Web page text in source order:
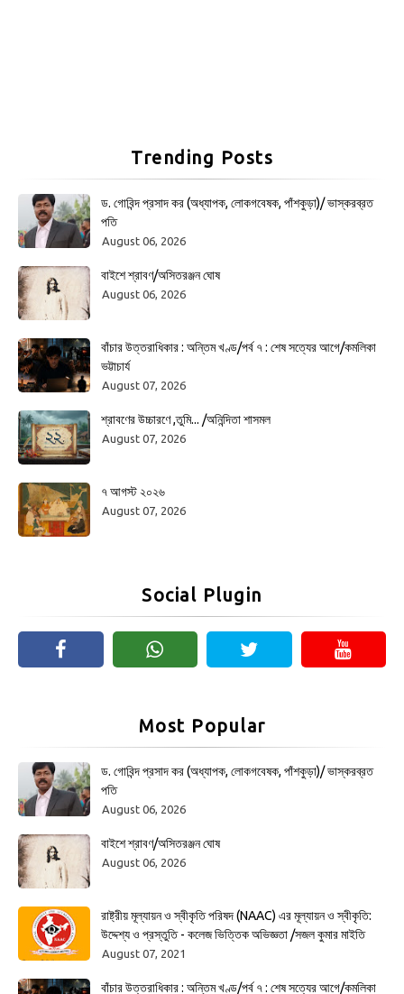
Trending Posts
ড. গোবিন্দ প্রসাদ কর (অধ্যাপক, লোকগবেষক, পাঁশকুড়া)/ ভাস্করব্রত
পতি
August 06, 2026
বাইশে শ্রাবণ/অসিতরঞ্জন ঘোষ
August 06, 2026
বাঁচার উত্তরাধিকার : অন্তিম খণ্ড/পর্ব ৭ : শেষ সত্যের আগে/কমলিকা
ভট্টাচার্য
August 07, 2026
শ্রাবণের উচ্চারণে ,তুমি... /অনিন্দিতা শাসমল
August 07, 2026
৭ আগস্ট ২০২৬
August 07, 2026
Social Plugin
Most Popular
ড. গোবিন্দ প্রসাদ কর (অধ্যাপক, লোকগবেষক, পাঁশকুড়া)/ ভাস্করব্রত
পতি
August 06, 2026
বাইশে শ্রাবণ/অসিতরঞ্জন ঘোষ
August 06, 2026
রাষ্ট্রীয় মূল্যায়ন ও স্বীকৃতি পরিষদ (NAAC) এর মূল্যায়ন ও স্বীকৃতি:
উদ্দেশ্য ও প্রস্তুতি - কলেজ ভিত্তিক অভিজ্ঞতা /সজল কুমার মাইতি
August 07, 2021
বাঁচার উত্তরাধিকার : অন্তিম খণ্ড/পর্ব ৭ : শেষ সত্যের আগে/কমলিকা